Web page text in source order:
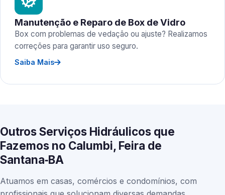
Manutenção e Reparo de Box de Vidro
Box com problemas de vedação ou ajuste? Realizamos
correções para garantir uso seguro.
Saiba Mais
Outros Serviços Hidráulicos que
Fazemos no Calumbi, Feira de
Santana‑BA
Atuamos em casas, comércios e condomínios, com